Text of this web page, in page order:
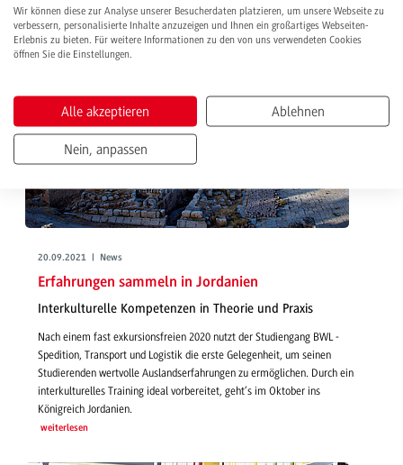
20.09.2021 | News
Erfahrungen sammeln in Jordanien
Interkulturelle Kompetenzen in Theorie und Praxis
Nach einem fast exkursionsfreien 2020 nutzt der Studiengang BWL -
Spedition, Transport und Logistik die erste Gelegenheit, um seinen
Studierenden wertvolle Auslandserfahrungen zu ermöglichen. Durch ein
interkulturelles Training ideal vorbereitet, geht’s im Oktober ins
Königreich Jordanien.
weiterlesen
Wir können diese zur Analyse unserer Besucherdaten platzieren, um unsere Webseite zu
verbessern, personalisierte Inhalte anzuzeigen und Ihnen ein großartiges Webseiten-
Erlebnis zu bieten. Für weitere Informationen zu den von uns verwendeten Cookies
öffnen Sie die Einstellungen.
Alle akzeptieren Ablehnen
Nein, anpassen